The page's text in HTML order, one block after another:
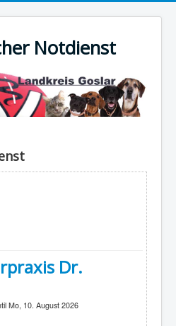
Notdienst
Dr.
Mo, 10. August 2026